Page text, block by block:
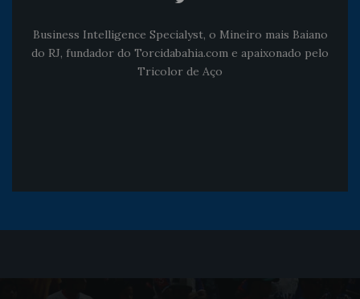
Business Intelligence Specialyst, o Mineiro mais Baiano
do RJ, fundador do Torcidabahia.com e apaixonado pelo
Tricolor de Aço